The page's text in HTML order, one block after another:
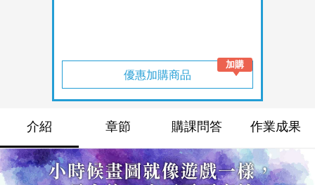
優惠加購商品
介紹 章節 購課問答 作業成果